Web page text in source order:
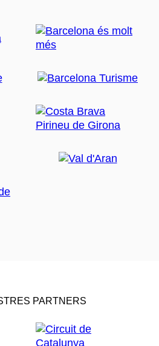
PARTNERS